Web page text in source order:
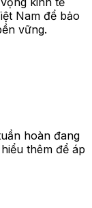
Nam để bảo
vững.
hoàn đang
thêm để áp